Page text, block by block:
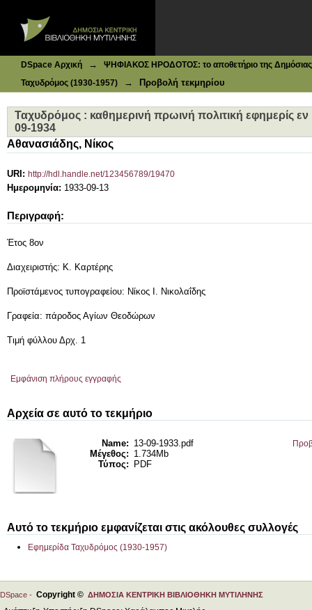
DSpace Αρχική →
ΨΗΦΙΑΚΟΣ ΗΡΟΔΟΤΟΣ: το αποθετήριο της Δημόσιας
Ταχυδρόμος (1930-1957)
→ Προβολή τεκμηρίου
Ταχυδρόμος : καθημερινή πρωινή πολιτική εφημερίς
09-1934
Αθανασιάδης, Νίκος
URI: http://hdl.handle.net/123456789/19470
Ημερομηνία: 1933-09-13
Περιγραφή:
Έτος 8ον
Διαχειριστής: Κ. Καρτέρης
Προϊστάμενος τυπογραφείου: Νίκος Ι. Νικολαΐδης
Γραφεία: πάροδος Αγίων Θεοδώρων
Τιμή φύλλου Δρχ. 1
Εμφάνιση πλήρους εγγραφής
Αρχεία σε αυτό το τεκμήριο
Name: 13-09-1933.pdf
Μέγεθος: 1.734Mb
Τύπος:
PDF
Αυτό το τεκμήριο εμφανίζεται στις ακόλουθες συλλογές
Εφημερίδα Ταχυδρόμος (1930-1957)
DSpace - Copyright © ΔΗΜΟΣΙΑ ΚΕΝΤΡΙΚΗ ΒΙΒΛΙΟΘΗΚΗ ΜΥΤΙΛΗΝΗΣ